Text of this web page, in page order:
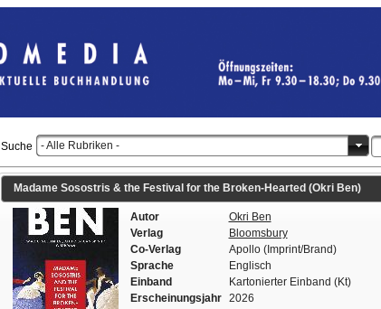
Suche - Alle Rubriken -
Madame Sosostris & the Festival for the Broken-Hearted (Okri Ben)
Autor
Okri Ben
Verlag
Bloomsbury
Co-Verlag
Apollo (Imprint/Brand)
Sprache
Englisch
Einband
Kartonierter Einband (Kt)
Erscheinungsjahr
2026